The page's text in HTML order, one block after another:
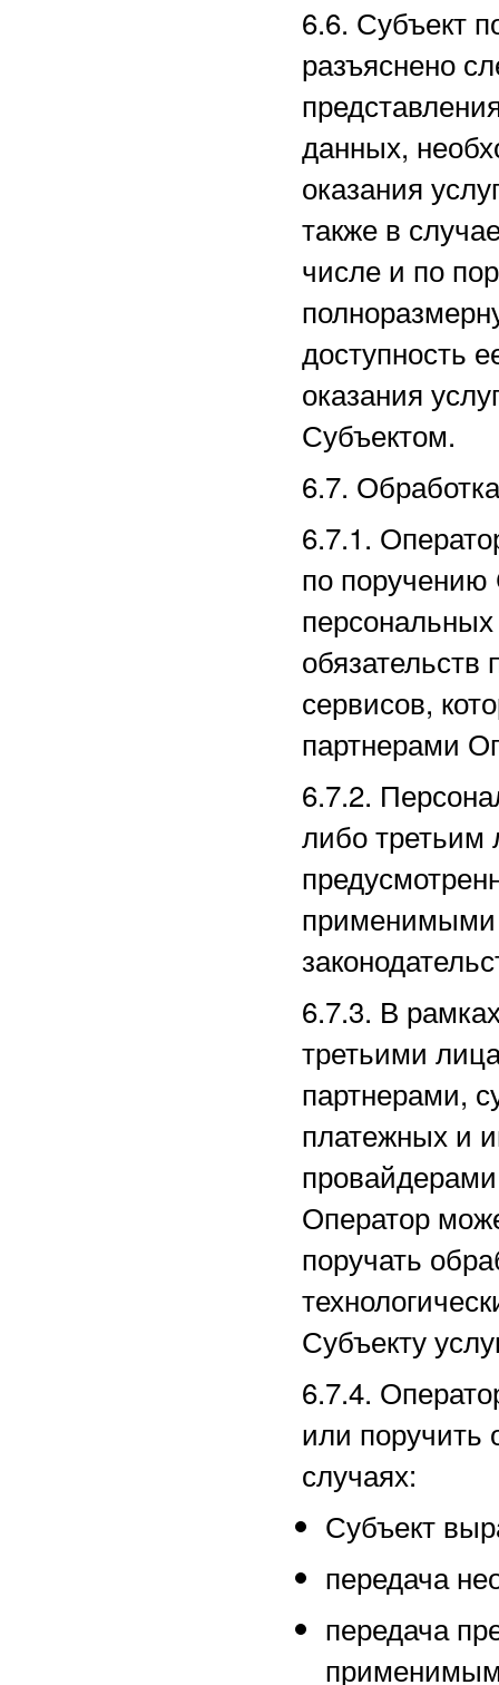
6.6. Субъект
разъяснено
данных,
оказания
также в
числе и по
доступность
оказания
Субъектом.
6.7.
6.7.1.
по поручению
обязательств
сервисов,
партнерами
6.7.2.
либо третьим
6.7.3. В
третьими
партнерами,
платежных и
Оператор
поручать
Субъекту
6.7.4.
или поручить
случаях:
Субъект
передача
передача
применимым